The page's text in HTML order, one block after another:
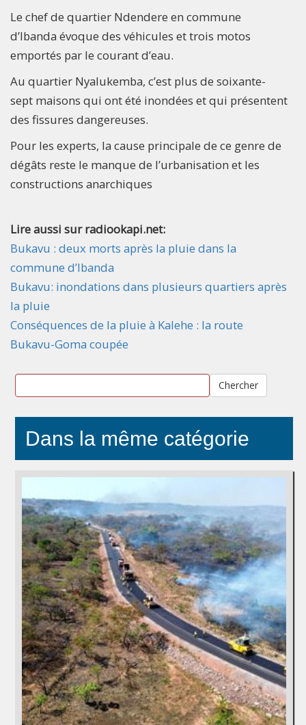
Le chef de quartier Ndendere en commune
d’Ibanda évoque des véhicules et trois motos
emportés par le courant d’eau.
Au quartier Nyalukemba, c’est plus de soixante-
sept maisons qui ont été inondées et qui présentent
des fissures dangereuses.
Pour les experts, la cause principale de ce genre de
dégâts reste le manque de l’urbanisation et les
constructions anarchiques
Lire aussi sur radiookapi.net:
Bukavu : deux morts après la pluie dans la
commune d’Ibanda
Bukavu: inondations dans plusieurs quartiers après
la pluie
Conséquences de la pluie à Kalehe : la route
Bukavu-Goma coupée
Chercher
Dans la même catégorie